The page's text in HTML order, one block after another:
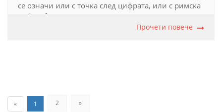
се означи или с точка след цифрата, или с римска
цифра без препинателен знак след нея:
Прочети повече
« 1 2 »